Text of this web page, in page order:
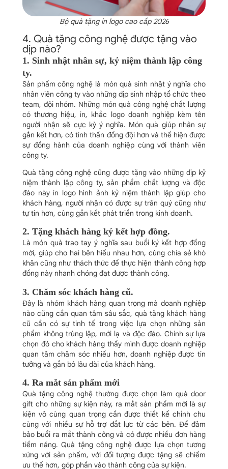
Bộ quà tặng in logo cao cấp 2026
4. Quà tặng công nghệ được tặng vào
dịp nào?
1. Sinh nhật nhân sự, kỷ niệm thành lập công
ty.
Sản phẩm công nghệ là món quà sinh nhật ý nghĩa cho
nhân viên công ty vào những dịp sinh nhập tổ chức theo
team, đội nhóm. Những món quà công nghệ chất lượng
có thương hiệu, in, khắc logo doanh nghiệp kèm tên
người nhận sẽ cực kỳ ý nghĩa. Món quà giúp nhân sự
gắn kết hơn, có tinh thần đồng đội hơn và thể hiện được
sự đồng hành của doanh nghiệp cùng với thành viên
công ty.
Quà tặng công nghệ cũng được tặng vào những dịp kỷ
niệm thành lập công ty, sản phẩm chất lượng và độc
đáo này in logo hình ảnh kỷ niệm thành lập giúp cho
khách hàng, người nhận có được sự trân quý cũng như
tự tin hơn, cùng gắn kết phát triển trong kinh doanh.
2. Tặng khách hàng ký kết hợp đồng.
Là món quà trao tay ý nghĩa sau buổi ký kết hợp đồng
mới, giúp cho hai bên hiểu nhau hơn, cùng chia sẻ khó
khăn cũng như thách thức để thực hiện thành công hợp
đồng này nhanh chóng đạt được thành công.
3. Chăm sóc khách hàng cũ.
Đây là nhóm khách hàng quan trọng mà doanh nghiệp
nào cũng cần quan tâm sâu sắc, quà tặng khách hàng
cũ cần có sự tinh tế trong việc lựa chọn những sản
phẩm không trùng lặp, mới lạ và độc đáo. Chính sự lựa
chọn đó cho khách hàng thấy mình được doanh nghiệp
quan tâm chăm sóc nhiều hơn, doanh nghiệp được tin
tưởng và gắn bó lâu dài của khách hàng.
4. Ra mắt sản phẩm mới
Quà tặng công nghệ thường được chọn làm quà door
gift cho những sự kiện này, ra mắt sản phẩm mới là sự
kiện vô cùng quan trọng cần được thiết kế chỉnh chu
cùng với nhiều sự hỗ trợ đắt lực từ các bên. Để đảm
bảo buổi ra mắt thành công và có được nhiều đơn hàng
tiềm năng. Quà tặng công nghệ được lựa chọn tương
xứng với sản phẩm, với đối tượng được tặng sẽ chiếm
ưu thế hơn, góp phần vào thành công của sự kiện.